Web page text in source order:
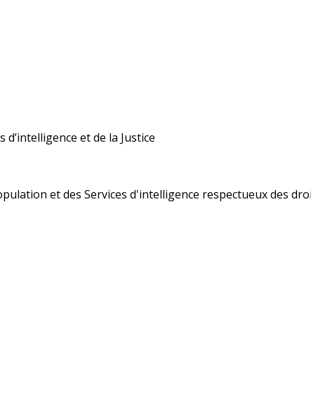
d’intelligence et de la Justice
et des Services d'intelligence respectueux des